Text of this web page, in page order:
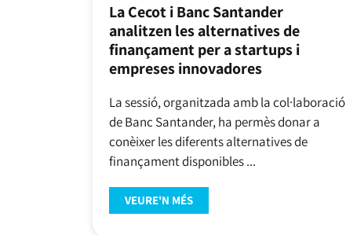
La Cecot i Banc Santander
analitzen les alternatives de
finançament per a startups i
empreses innovadores
La sessió, organitzada amb la col·laboració
de Banc Santander, ha permès donar a
conèixer les diferents alternatives de
finançament disponibles ...
VEURE'N MÉS